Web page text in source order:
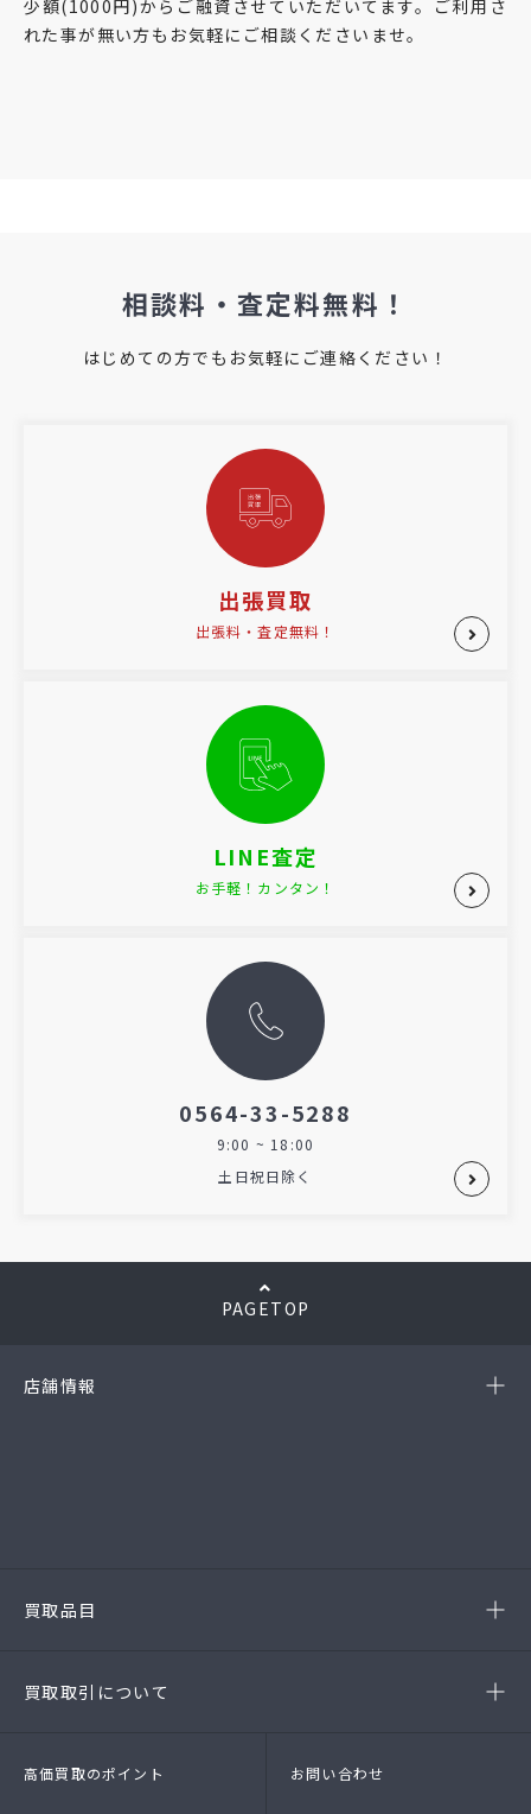
少額(1000円)からご融資させていただいてます。ご利用さ
れた事が無い方もお気軽にご相談くださいませ。
相談料・査定料無料！
はじめての方でもお気軽にご連絡ください！
出張買取
出張料・査定無料！
LINE査定
お手軽！カンタン！
0564-33-5288
9:00 ~ 18:00
土日祝日除く
PAGETOP
店舗情報
買取品目
買取取引について
高価買取のポイント
お問い合わせ